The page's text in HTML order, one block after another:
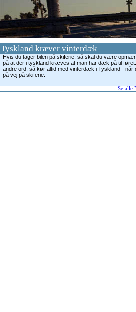
Tyskland kræver vinterdæk
Hvis du tager bilen på skiferie, så skal du være
på at der i tyskland kræves at man har dæk på til
andre ord, så kør altid med vinterdæk i Tyskland - når
på vej på skiferie.
Se alle